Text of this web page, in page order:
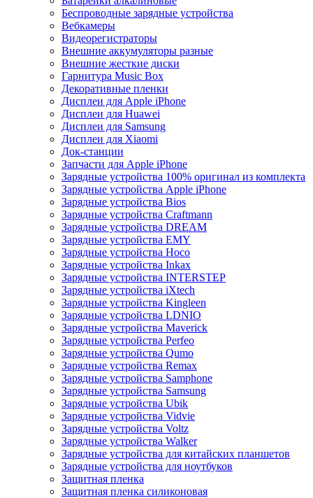
Беспроводные зарядные устройства
Вебкамеры
Видеорегистраторы
Внешние аккумуляторы разные
Внешние жесткие диски
Гарнитура Music Box
Декоративные пленки
Дисплеи для Apple iPhone
Дисплеи для Huawei
Дисплеи для Samsung
Дисплеи для Xiaomi
Док-станции
Запчасти для Apple iPhone
Зарядные устройства 100% оригинал из комплекта
Зарядные устройства Apple iPhone
Зарядные устройства Bios
Зарядные устройства Craftmann
Зарядные устройства DREAM
Зарядные устройства EMY
Зарядные устройства Hoco
Зарядные устройства Inkax
Зарядные устройства INTERSTEP
Зарядные устройства iXtech
Зарядные устройства Kingleen
Зарядные устройства LDNIO
Зарядные устройства Maverick
Зарядные устройства Perfeo
Зарядные устройства Qumo
Зарядные устройства Remax
Зарядные устройства Samphone
Зарядные устройства Samsung
Зарядные устройства Ubik
Зарядные устройства Vidvie
Зарядные устройства Voltz
Зарядные устройства Walker
Зарядные устройства для китайских планшетов
Зарядные устройства для ноутбуков
Защитная пленка
Защитная пленка силиконовая